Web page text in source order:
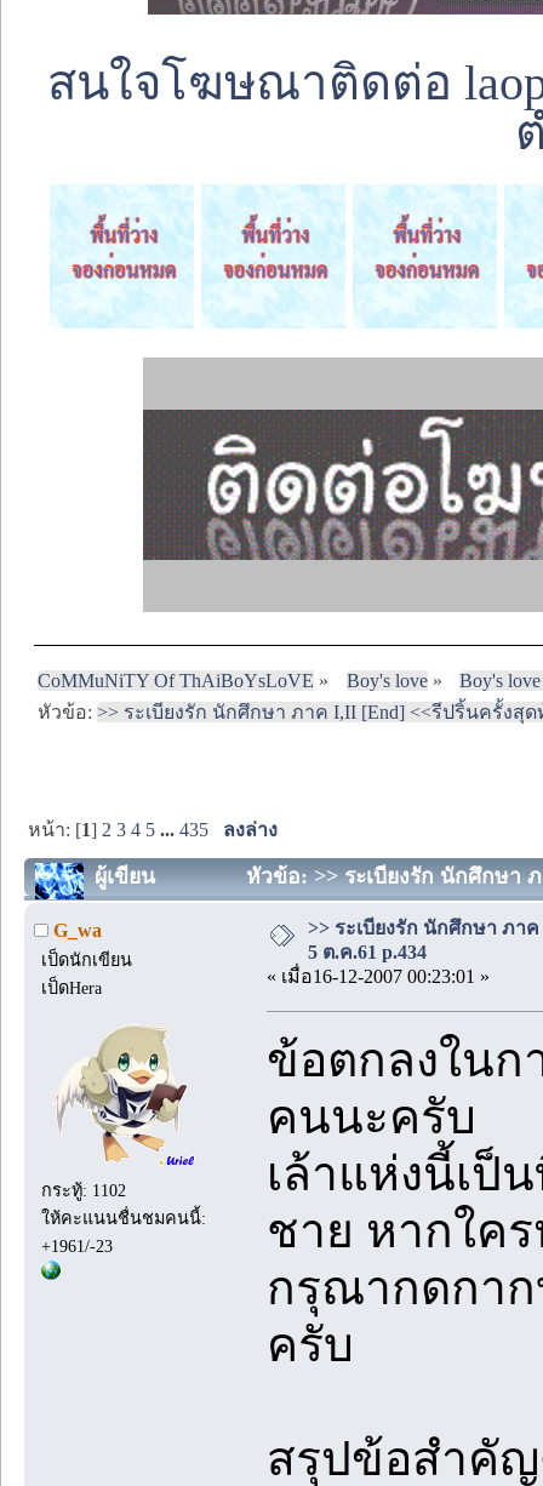
สนใจโฆษณาติดต่อ
CoMMuNiTY Of ThAiBoYsLoVE » Boy's love»
Boy's
หัวข้อ:>> ระเบียงรัก นักศึกษา ภาค I,II [End] <<รีปริ้นครั้งสุด
หน้า: [1] 2 3 4 5 ...435 ลงล่าง
ผู้เขียน หัวข้อ: >> ระเบียงรัก นักศึกษา
G_wa
เป็ดนักเขียน
เป็ดHera
กระทู้: 1102
ให้คะแนนชื่นชมคนนี้:
+1961/-23
>> ระเบียงรัก นักศึกษา ภา
5 ต.ค.61 p.434
« เมื่อ16-12-2007 00:23:01 »
ข้อตกลงในก
คนนะครับ
เล้าแห่งนี้เป็
ชาย หากใค
กรุณากดกา
ครับ
สรุปข้อสำคั